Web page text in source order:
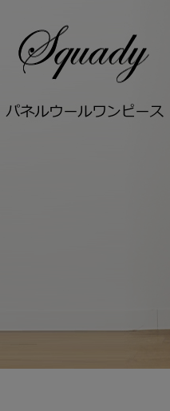
SYNANOGUE
S 53
TAGE/SON